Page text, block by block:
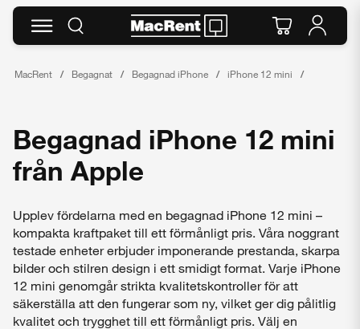
MacRent Begagnat Begagnad iPhone iPhone 12 mini
Begagnad iPhone 12 mini
från Apple
Upplev fördelarna med en begagnad iPhone 12 mini –
kompakta kraftpaket till ett förmånligt pris. Våra noggrant
testade enheter erbjuder imponerande prestanda, skarpa
bilder och stilren design i ett smidigt format. Varje iPhone
12 mini genomgår strikta kvalitetskontroller för att
säkerställa att den fungerar som ny, vilket ger dig pålitlig
kvalitet och trygghet till ett förmånligt pris. Välj en